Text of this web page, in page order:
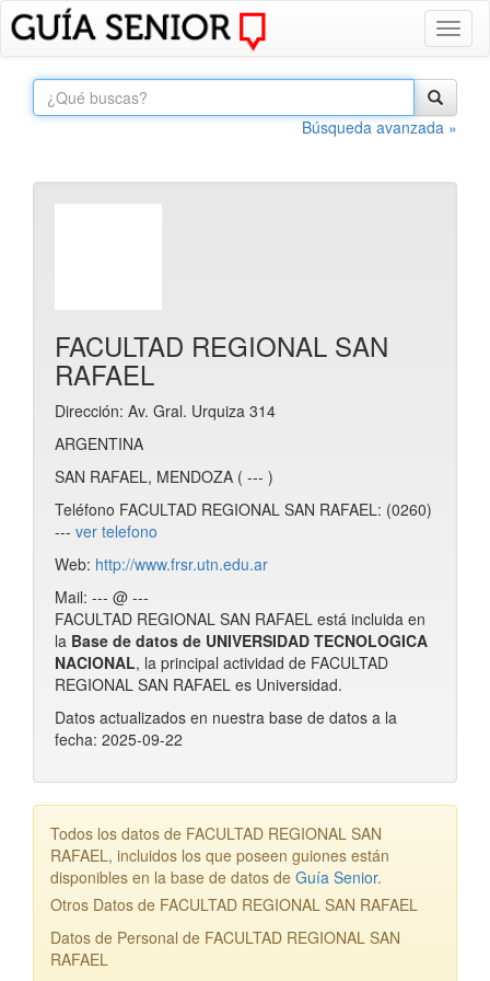
Búsqueda avanzada »
FACULTAD REGIONAL SAN
RAFAEL
Dirección: Av. Gral. Urquiza 314
ARGENTINA
SAN RAFAEL, MENDOZA ( --- )
Teléfono FACULTAD REGIONAL SAN RAFAEL: (0260)
--- ver telefono
Web: http://www.frsr.utn.edu.ar
Mail: --- @ ---
FACULTAD REGIONAL SAN RAFAEL está incluida en
la Base de datos de UNIVERSIDAD TECNOLOGICA
NACIONAL, la principal actividad de FACULTAD
REGIONAL SAN RAFAEL es Universidad.
Datos actualizados en nuestra base de datos a la
fecha: 2025-09-22
Todos los datos de FACULTAD REGIONAL SAN
RAFAEL, incluidos los que poseen guiones están
disponibles en la base de datos de Guía Senior.
Otros Datos de FACULTAD REGIONAL SAN RAFAEL
Datos de Personal de FACULTAD REGIONAL SAN
RAFAEL